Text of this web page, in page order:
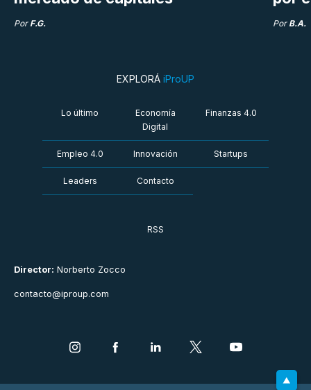
Por F.G. Por B.A.
Director: Norberto Zocco
contacto@iproup.com
EXPLORÁ iProUP
Lo último
Economía
Digital
Finanzas 4.0
Empleo 4.0 Innovación Startups
Leaders Contacto
RSS